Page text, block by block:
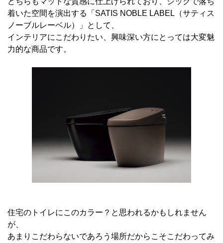
着いた空間を演出する「SATIS NOBLE LABEL（サティス
ノーブルレーベル）」として、
インテリアにこだわりたい、興味深い方にとっては大変魅
力的な商品です。
住宅のトイレにこのカラー？と思われるかもしれません
が、
あまりこだわらないであろう場所だからこそこだわってみ